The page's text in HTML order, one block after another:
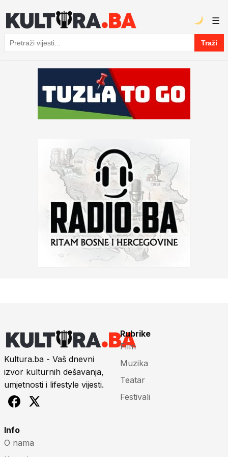
Pretraga
Traži
☰
Kultura.ba - Vaš dnevni
izvor kulturnih dešavanja,
umjetnosti i lifestyle vijesti.
Rubrike
Film
Muzika
Teatar
Festivali
Info
O nama